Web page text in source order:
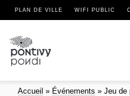
PLAN DE VILLE WIFI PUBLIC
Accueil » Événements » Jeu de